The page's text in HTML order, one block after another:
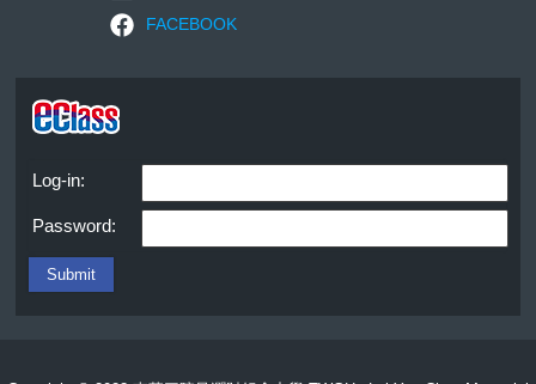
FACEBOOK
Log-in:
Password: